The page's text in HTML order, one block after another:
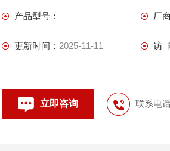
产品型号： 厂
更新时间： 2025-11-11 访
立即咨询 联系电话